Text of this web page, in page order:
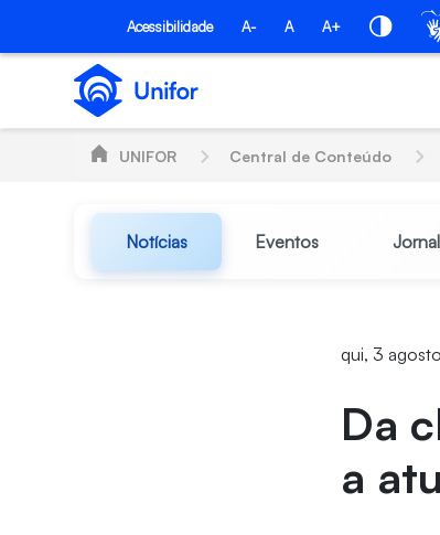
Pular para o Conteúdo principal
Acessibilidade A- A A+
UNIFOR Central de Conteúdo
Notícias Eventos Jornal
qui, 3
Da
a